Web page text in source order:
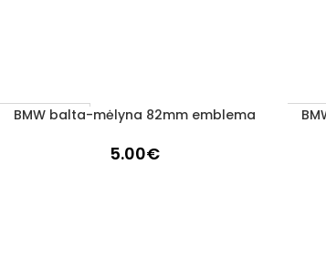
1–3 D. D.
Į KREPŠELĮ
BMW balta-mėlyna 82mm emblema
5.00€
Į